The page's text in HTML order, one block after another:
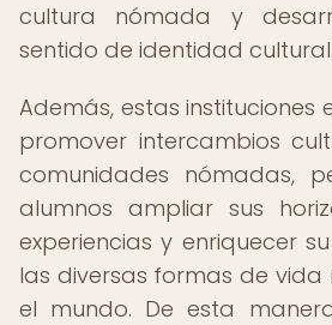
cultura nómada y
sentido de identidad cultural.
Además, estas instituciones
promover intercambios
comunidades nómadas,
alumnos ampliar sus
experiencias y enriquecer
las diversas formas de
el mundo. De esta